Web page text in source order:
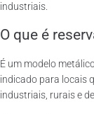
industriais.
O que é
É um modelo
indicado para locais
industriais, rurais e